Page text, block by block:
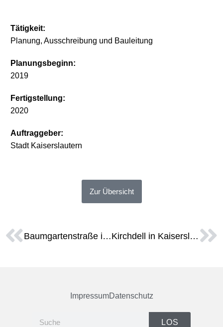
Tätigkeit:
Planung, Ausschreibung und Bauleitung
Planungsbeginn:
2019
Fertigstellung:
2020
Auftraggeber:
Stadt Kaiserslautern
Zur Übersicht
Baumgartenstraße in Pirmasens Kirchdell in Kaiserslautern
ImpressumDatenschutz
LOS